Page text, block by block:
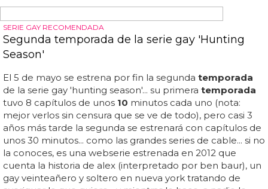
uno de ellos se refiere directamente a la temática pero
no han dicho cual, por lo que el misterio sigue allí... ya se
rumorea el tipo de personaje que interpretará, y en lo
completamente opuesto a lo visto en la anterior...